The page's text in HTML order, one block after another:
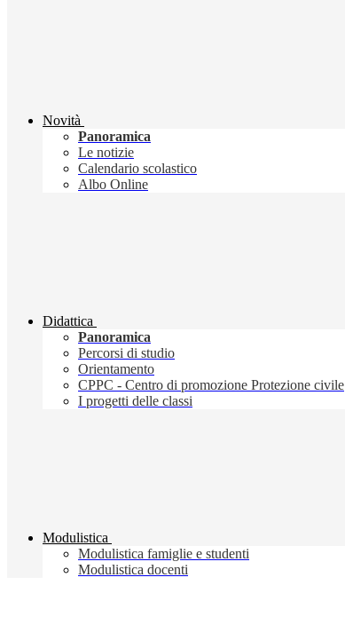
Novità
Panoramica
Le notizie
Calendario scolastico
Albo Online
Didattica
Panoramica
Percorsi di studio
Orientamento
CPPC - Centro di promozione Protezione civile
I progetti delle classi
Modulistica
Modulistica famiglie e studenti
Modulistica docenti